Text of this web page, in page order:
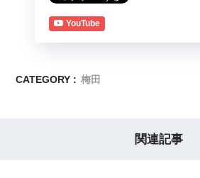
YouTube
CATEGORY : 梅田
関連記事